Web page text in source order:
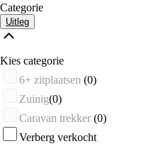
Categorie
Uitleg
Kies categorie
6+ zitplaatsen (0)
Zuinig(0)
Caravan trekker (0)
Verberg verkocht